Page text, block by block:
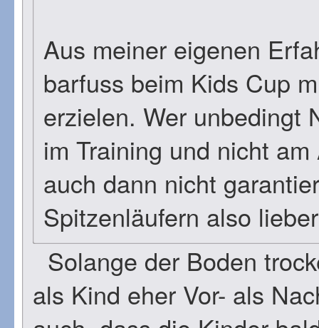
Aus meiner eigenen
barfuss beim Kids Cup
erzielen. Wer unbedingt
im Training und nicht
auch dann nicht
Spitzenläufern also
Solange der Boden
als Kind eher Vor- als